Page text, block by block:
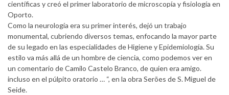
científicas y creó el primer laboratorio de microscopía y fisiología en
Oporto.
Como la neurología era su primer interés, dejó un trabajo
monumental, cubriendo diversos temas, enfocando la mayor parte
de su legado en las especialidades de Higiene y Epidemiología. Su
estilo va más allá de un hombre de ciencia, como podemos ver en
un comentario de Camilo Castelo Branco, de quien era amigo.
incluso en el púlpito oratorio … “, en la obra Serões de S. Miguel de
Seide.